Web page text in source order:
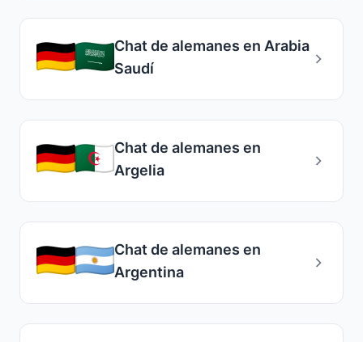
Chat de alemanes en Arabia
Saudí
Chat de alemanes en
Argelia
Chat de alemanes en
Argentina